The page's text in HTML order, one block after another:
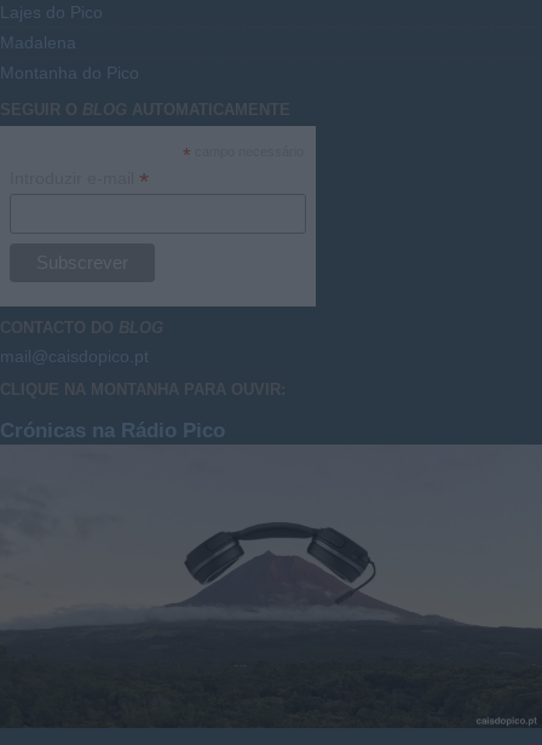
Lajes do Pico
Madalena
Montanha do Pico
SEGUIR O BLOG AUTOMATICAMENTE
*
*
CONTACTO DO BLOG
mail@caisdopico.pt
CLIQUE NA MONTANHA PARA OUVIR:
Crónicas na Rádio Pico